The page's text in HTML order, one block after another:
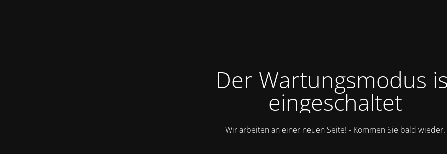
Der Wartungsmodus
eingeschaltet
Wir arbeiten an einer neuen Seite! - Kommen Sie bald wieder.